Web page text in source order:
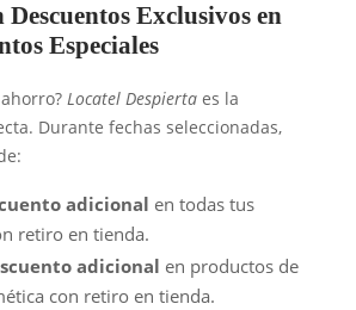
Exclusivos en
Especiales
Locatel Despierta es la
Durante fechas seleccionadas,
adicional en todas tus
retiro en tienda.
adicional en productos de
con retiro en tienda.